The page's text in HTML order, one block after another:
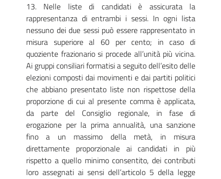
13. Nelle liste di candidati è assicurata la
rappresentanza di entrambi i sessi. In ogni lista
nessuno dei due sessi può essere rappresentato in
misura superiore al 60 per cento; in caso di
quoziente frazionario si procede all’unità più vicina.
Ai gruppi consiliari formatisi a seguito dell’esito delle
elezioni composti dai movimenti e dai partiti politici
che abbiano presentato liste non rispettose della
proporzione di cui al presente comma è applicata,
da parte del Consiglio regionale, in fase di
erogazione per la prima annualità, una sanzione
fino a un massimo della metà, in misura
direttamente proporzionale ai candidati in più
rispetto a quello minimo consentito, dei contributi
loro assegnati ai sensi dell’articolo 5 della legge